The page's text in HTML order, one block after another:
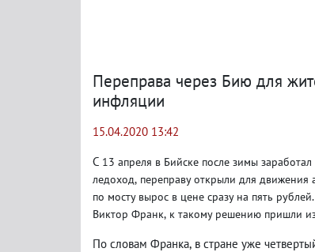
Переправа через Бию для
инфляции
15.04.2020 13:42
С 13 апреля в Бийске после зимы
ледоход, переправу открыли для
по мосту вырос в цене сразу на пять
Виктор Франк, к такому решению пришли
По словам Франка, в стране уже